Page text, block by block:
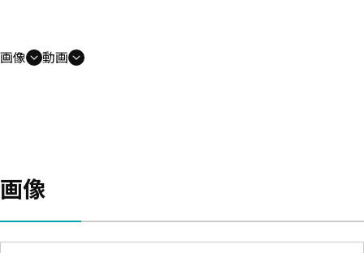
画像 動画
画像